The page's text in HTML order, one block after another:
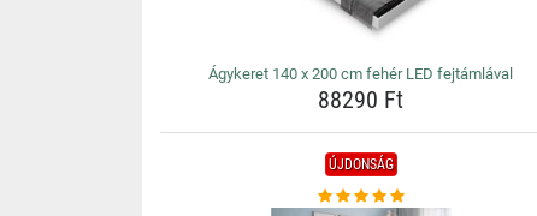
Ágykeret 140 x 200 cm fehér LED fejtámlával
88290 Ft
ÚJDONSÁG